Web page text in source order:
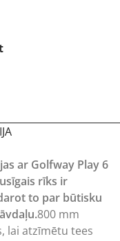
daudzums
ar Golfway Play 6
rīks ir
to par būtisku
800 mm
lai atzīmētu tees